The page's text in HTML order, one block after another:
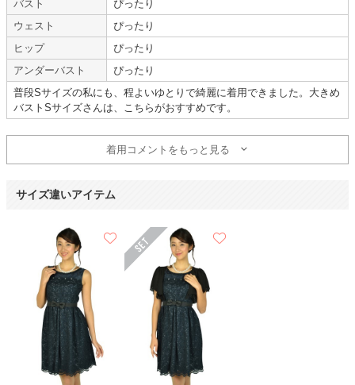
思ったよりずっと素敵でした。
レースが可愛かった。
掲載商品数が多くて、ややつかれますがそれほど豊富ということですよね。
ただこのみはかたよっているので、結局似た様なものをお借りしています。
バッグは「どこがアウトレット」というくらい、状態の良い物でした。
【一緒に注文した商品】
【 A01481
年齢 : 50代以降
身長 :150〜154cm
体重 :40～44kg
体型 : 標準
サイズ :
丈 : ひざ丈
使用シーン :
手の両家顔合わせ)
使用時期 :
使用地域 :
お品物は良かったです。
バスト
ぴったり
ウェスト
ぴったり
ヒップ
ぴったり
アンダーバスト
ぴったり
普段Sサイズの私にも、程よいゆとりで綺麗に着用できました。大きめ
バストSサイズさんは、こちらがおすすめです。
着用コメントをもっと見る
サイズ違いアイテム